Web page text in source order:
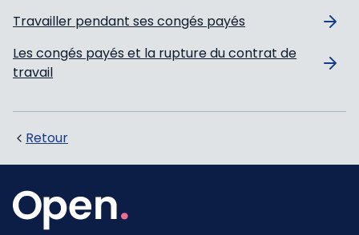
Travailler pendant ses congés payés
Les congés payés et la rupture du contrat de
travail
Retour